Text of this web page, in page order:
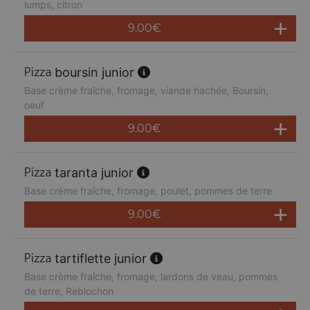
lumps, citron
9.00€
boursin junior
Base crème fraîche, fromage, viande hachée, Boursin,
oeuf
9.00€
taranta junior
Base crème fraîche, fromage, poulet, pommes de terre
9.00€
tartiflette junior
Base crème fraîche, fromage, lardons de veau, pommes
de terre, Reblochon